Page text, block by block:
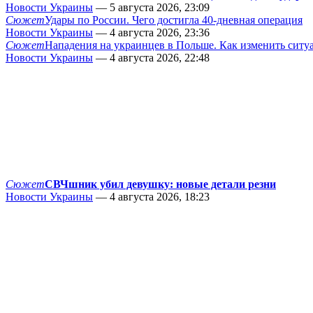
Новости Украины — 5 августа 2026, 23:09
СюжетУдары по России. Чего достигла 40-дневная операция
Новости Украины — 4 августа 2026, 23:36
СюжетНападения на украинцев в Польше. Как изменить
Новости Украины — 4 августа 2026, 22:48
СюжетСВЧшник убил девушку: новые детали резни
Новости Украины — 4 августа 2026, 18:23